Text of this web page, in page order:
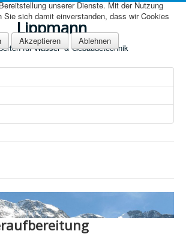
Lippmann
für Wasser- & Gebäudetechnik
unserer Dienste. Mit der Nutzung
Sie sich damit einverstanden, dass wir Cookies
Akzeptieren Ablehnen